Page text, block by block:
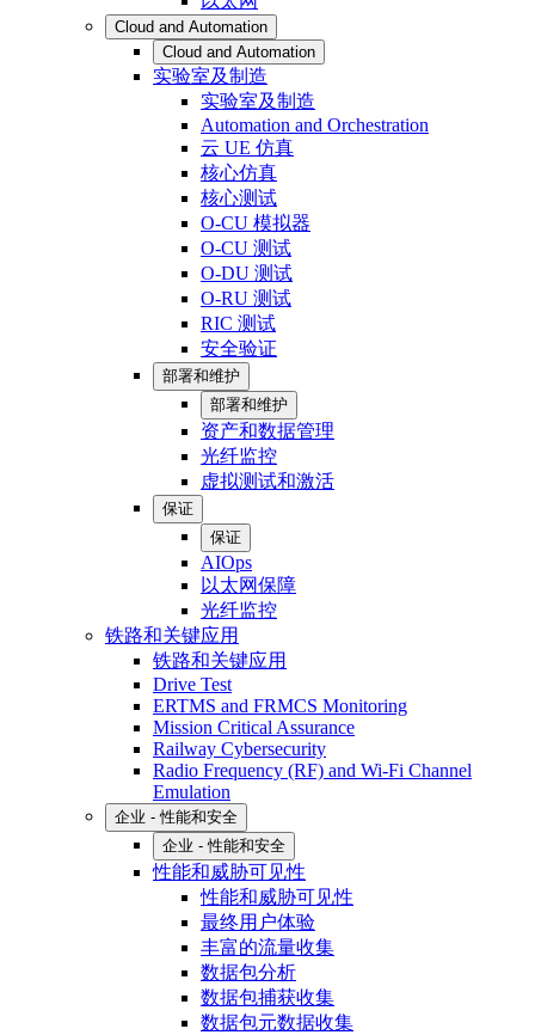
Cloud and Automation
Cloud and Automation
实验室及制造
实验室及制造
Automation and Orchestration
云 UE 仿真
核心仿真
核心测试
O-CU 模拟器
O-CU 测试
O-DU 测试
O-RU 测试
RIC 测试
安全验证
部署和维护
部署和维护
资产和数据管理
光纤监控
虚拟测试和激活
保证
保证
AIOps
以太网保障
光纤监控
铁路和关键应用
铁路和关键应用
Drive Test
ERTMS and FRMCS Monitoring
Mission Critical Assurance
Railway Cybersecurity
Radio Frequency (RF) and Wi-Fi Channel
Emulation
企业 - 性能和安全
企业 - 性能和安全
性能和威胁可见性
性能和威胁可见性
最终用户体验
丰富的流量收集
数据包分析
数据包捕获收集
数据包元数据收集